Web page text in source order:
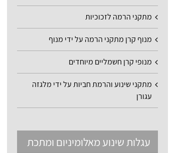
מתקני הרמה לזכוכיות
מנוף קרן מתקני הרמה על ידי מנוף
מנופי קרן חשמליים מיוחדים
מתקני שינוע והרמת חביות על ידי מלגזה
עגורן
עגלות שינוע מאלומיניום ומתכת